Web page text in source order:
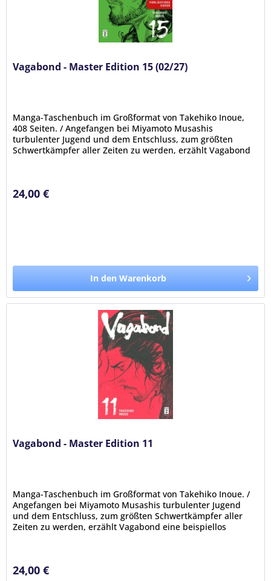
Vagabond - Master Edition 15 (02/27)
Manga-Taschenbuch im Großformat von Takehiko Inoue,
408 Seiten. / Angefangen bei Miyamoto Musashis
turbulenter Jugend und dem Entschluss, zum größten
Schwertkämpfer aller Zeiten zu werden, erzählt Vagabond
24,00 €
In den Warenkorb
Vagabond - Master Edition 11
Manga-Taschenbuch im Großformat von Takehiko Inoue. /
Angefangen bei Miyamoto Musashis turbulenter Jugend
und dem Entschluss, zum größten Schwertkämpfer aller
Zeiten zu werden, erzählt Vagabond eine beispiellos
24,00 €